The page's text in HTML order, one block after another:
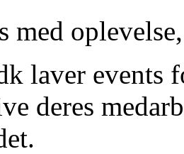
med
laver events
deres